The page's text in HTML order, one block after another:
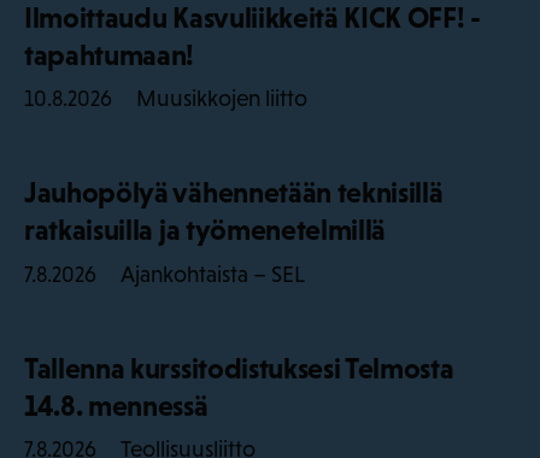
Ilmoittaudu Kasvuliikkeitä KICK OFF! -
tapahtumaan!
10.8.2026 Muusikkojen liitto
Jauhopölyä vähennetään teknisillä
ratkaisuilla ja työmenetelmillä
7.8.2026 Ajankohtaista – SEL
Tallenna kurssitodistuksesi Telmosta
14.8. mennessä
7.8.2026 Teollisuusliitto